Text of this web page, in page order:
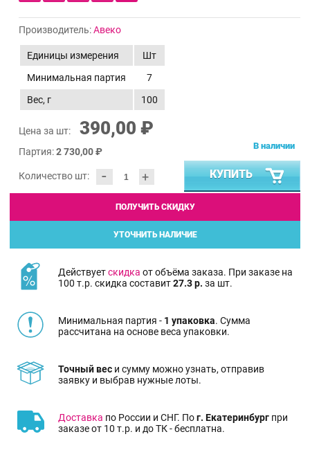
Производитель:Авеко
Единицы измерения
Шт
Минимальная партия
7
Вес, г
100
Цена за шт: 390,00 ₽
Партия:2 730,00 ₽
Количество шт: - +
В наличии
КУПИТЬ
ПОЛУЧИТЬ СКИДКУ
УТОЧНИТЬ НАЛИЧИЕ
Действуетскидка от объёма заказа. При заказе на
100 т.р. скидка составит27.3 р. за шт.
Минимальная партия - 1 упаковка. Сумма
рассчитана на основе веса упаковки.
Точный вес и сумму можно узнать, отправив
заявку и выбрав нужные лоты.
Доставка по России и СНГ. Пог. Екатеринбург при
заказе от 10 т.р. и до ТК - бесплатна.